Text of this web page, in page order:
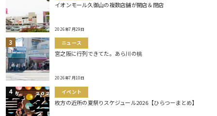
イオンモール久御山の複数店舗が開店＆閉店
2026年7月29日
ニュース
宮之阪に行列できてた。あら川の桃
2026年7月10日
イベント
枚方の近所の夏祭りスケジュール2026【ひらつーまとめ】